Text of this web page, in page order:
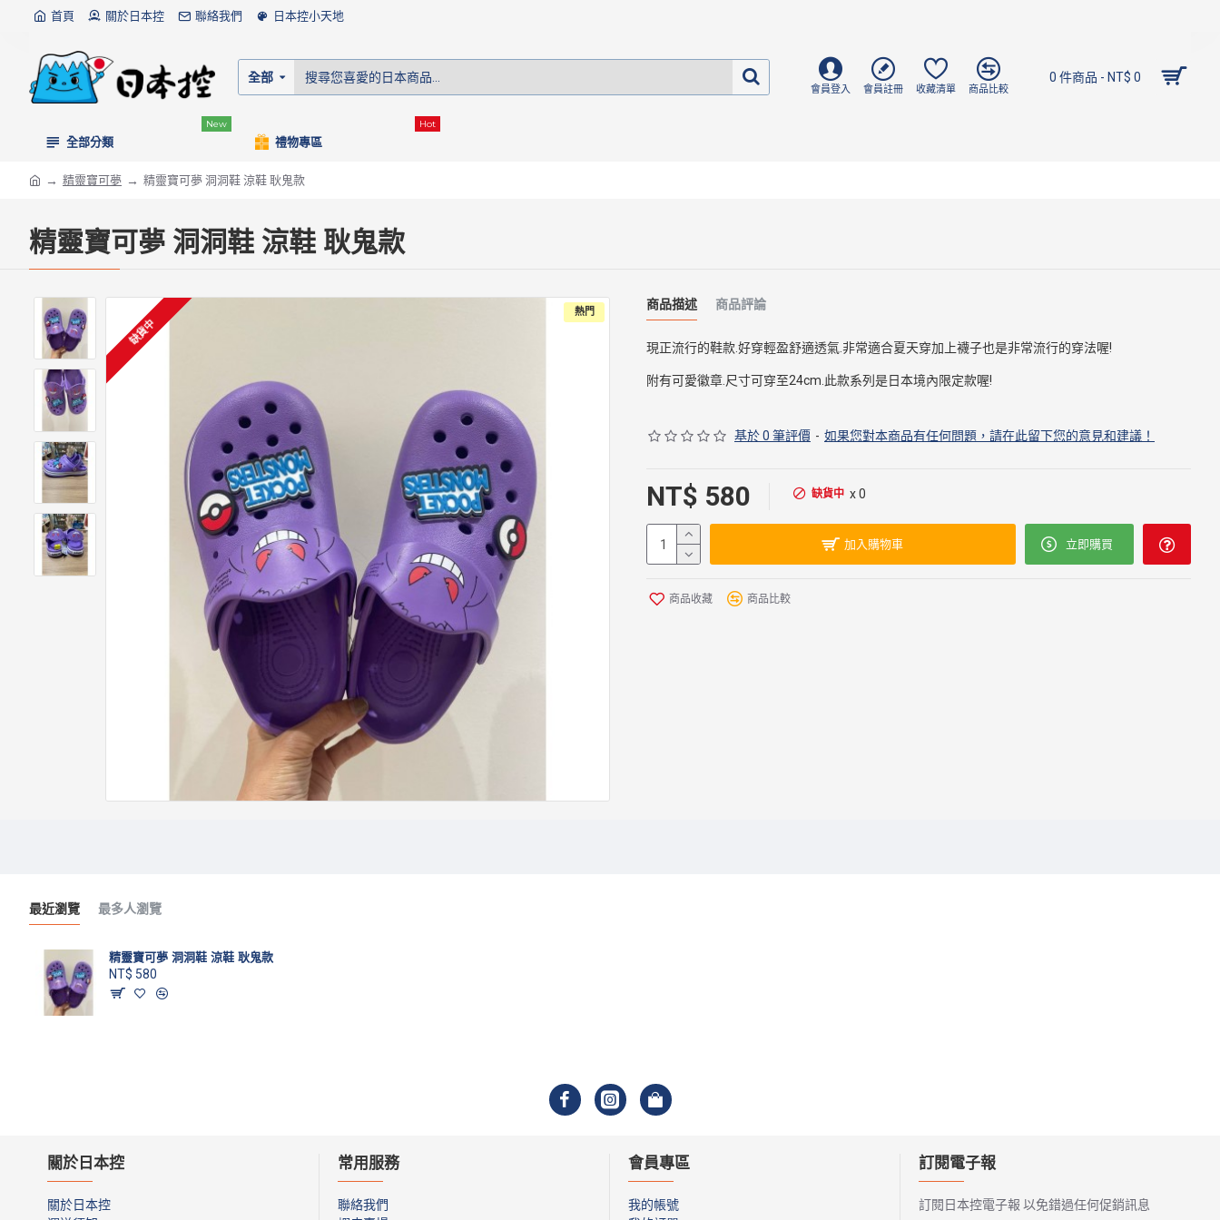
首頁 關於日本控 聯絡我們 日本控小天地
全部
會員登入 會員註冊 收藏清單 商品比較
0 件商品 - NT$ 0
全部分類
New
禮物專區
Hot
精靈寶可夢 精靈寶可夢 洞洞鞋 涼鞋 耿鬼款
精靈寶可夢 洞洞鞋 涼鞋 耿鬼款
熱門
缺貨中
商品描述 商品評論
現正流行的鞋款.好穿輕盈舒適透氣.非常適合夏天穿加上襪子也是非常流行的穿法喔!
附有可愛徽章.尺寸可穿至24cm.此款系列是日本境內限定款喔!
基於 0 筆評價 - 如果您對本商品有任何問題，請在此留下您的意見和建議！
NT$ 580 缺貨中 x 0
加入購物車 立即購買
商品收藏 商品比較
最近瀏覽 最多人瀏覽
精靈寶可夢 洞洞鞋 涼鞋 耿鬼款
NT$ 580
關於日本控
關於日本控
常用服務
聯絡我們
會員專區
我的帳號
訂閱電子報
訂閱日本控電子報 以免錯過任何促銷訊息